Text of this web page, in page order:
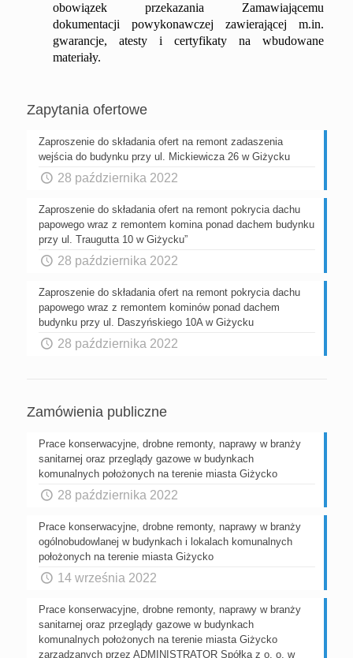
obowiązek przekazania Zamawiającemu
dokumentacji powykonawczej zawierającej m.in.
gwarancje, atesty i certyfikaty na wbudowane
materiały.
Zapytania ofertowe
Zaproszenie do składania ofert na remont zadaszenia
wejścia do budynku przy ul. Mickiewicza 26 w Giżycku
28 października 2022
Zaproszenie do składania ofert na remont pokrycia dachu
papowego wraz z remontem komina ponad dachem budynku
przy ul. Traugutta 10 w Giżycku”
28 października 2022
Zaproszenie do składania ofert na remont pokrycia dachu
papowego wraz z remontem kominów ponad dachem
budynku przy ul. Daszyńskiego 10A w Giżycku
28 października 2022
Zamówienia publiczne
Prace konserwacyjne, drobne remonty, naprawy w branży
sanitarnej oraz przeglądy gazowe w budynkach
komunalnych położonych na terenie miasta Giżycko
28 października 2022
Prace konserwacyjne, drobne remonty, naprawy w branży
ogólnobudowlanej w budynkach i lokalach komunalnych
położonych na terenie miasta Giżycko
14 września 2022
Prace konserwacyjne, drobne remonty, naprawy w branży
sanitarnej oraz przeglądy gazowe w budynkach
komunalnych położonych na terenie miasta Giżycko
zarządzanych przez ADMINISTRATOR Spółka z o. o. w